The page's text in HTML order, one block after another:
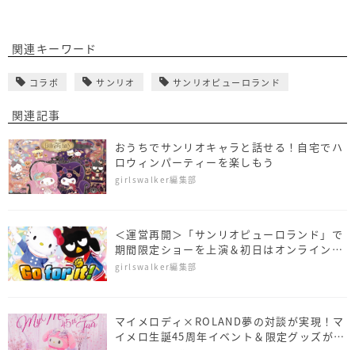
関連キーワード
コラボ サンリオ サンリオピューロランド
関連記事
おうちでサンリオキャラと話せる！自宅でハ
ロウィンパーティーを楽しもう
girlswalker編集部
＜運営再開＞「サンリオピューロランド」で
期間限定ショーを上演＆初日はオンライン上
映♪
girlswalker編集部
マイメロディ×ROLAND夢の対談が実現！マ
イメロ生誕45周年イベント＆限定グッズが盛